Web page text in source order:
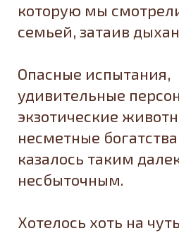
которую мы
семьей, затаив
Опасные испытания,
удивительные
экзотические
несметные
казалось таким
несбыточным.
Хотелось хоть на